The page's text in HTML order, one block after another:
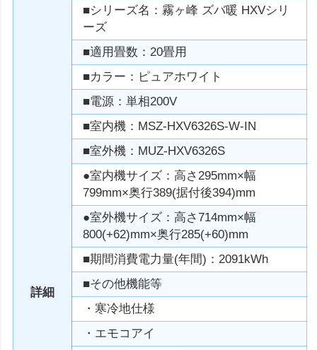
詳細
■シリーズ名：霧ヶ峰 ズバ暖 HXVシリ
ーズ
■適用畳数：20畳用
■カラー：ピュアホワイト
■電源：単相200V
■室内機：MSZ-HXV6326S-W-IN
■室外機：MUZ-HXV6326S
●室内機サイズ：高さ295mm×幅
799mm×奥行389(据付後394)mm
●室外機サイズ：高さ714mm×幅
800(+62)mm×奥行285(+60)mm
■期間消費電力量(年間)：2091kWh
■その他機能等
・寒冷地仕様
・エモコアイ